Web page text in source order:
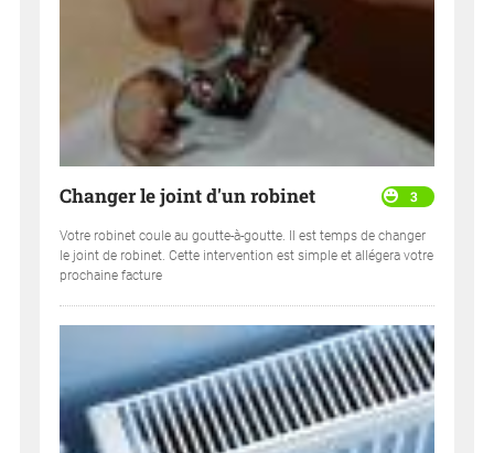
3
Changer le joint d'un robinet
Votre robinet coule au goutte-à-goutte. Il est temps de changer
le joint de robinet. Cette intervention est simple et allégera votre
prochaine facture